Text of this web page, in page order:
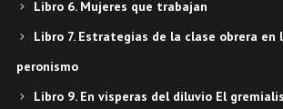
Libro 6. Mujeres que trabajan
Libro 7. Estrategias de la clase obrera en
peronismo
Libro 9. En vísperas del diluvio El